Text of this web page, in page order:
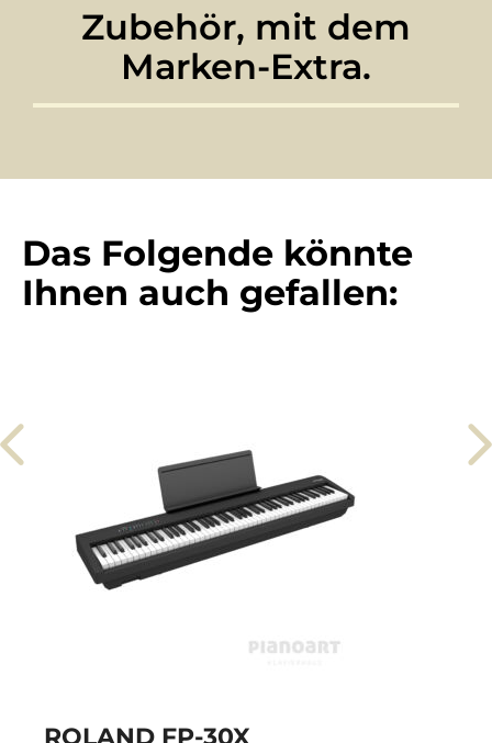
Zubehör, mit dem
Marken-Extra.
Das Folgende könnte
Ihnen auch gefallen:
ROLAND FP-30X